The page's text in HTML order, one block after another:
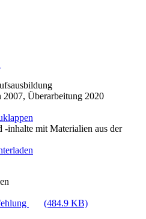
Überarbeitung 2020
-inhalte mit Materialien aus der
(484.9 KB)